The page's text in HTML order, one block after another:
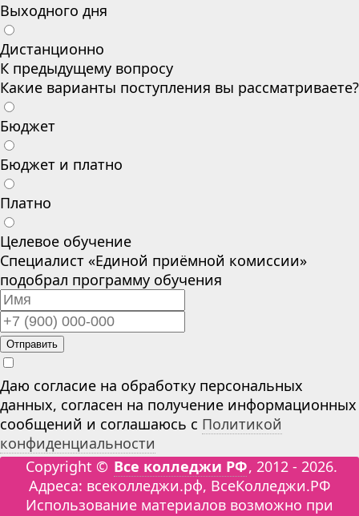
Выходного дня
Дистанционно
К предыдущему вопросу
Какие варианты поступления вы рассматриваете?
Бюджет
Бюджет и платно
Платно
Целевое обучение
Специалист «Единой приёмной комиссии»
подобрал программу обучения
Отправить
Даю согласие на обработку персональных
данных, согласен на получение информационных
сообщений и соглашаюсь с Политикой
конфиденциальности
Copyright © Все колледжи РФ, 2012 - 2026.
Адреса: всеколледжи.рф, ВсеКолледжи.РФ
Использование материалов возможно при